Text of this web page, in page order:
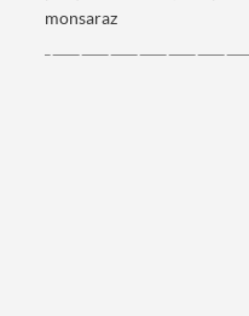
monsaraz